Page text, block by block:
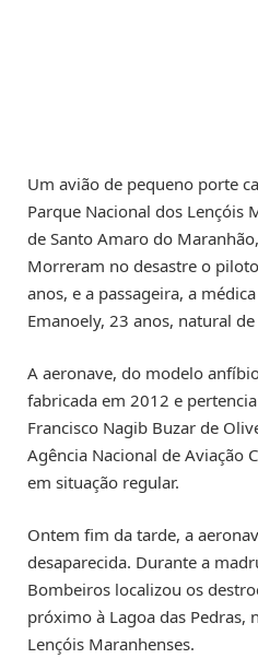
Um avião de pequeno porte
Parque Nacional dos Lençóis
de Santo Amaro do
Morreram no desastre o
anos, e a passageira, a
Emanoely, 23 anos, natural
A aeronave, do modelo
fabricada em 2012 e
Francisco Nagib Buzar de
Agência Nacional de Aviação
em situação regular.
Ontem fim da tarde, a
desaparecida. Durante a
Bombeiros localizou os
próximo à Lagoa das Pedras,
Lençóis Maranhenses.